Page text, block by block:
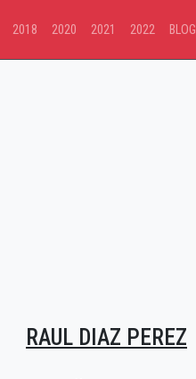
2018 2020 2021 2022 BLOG
RAUL DIAZ PEREZ